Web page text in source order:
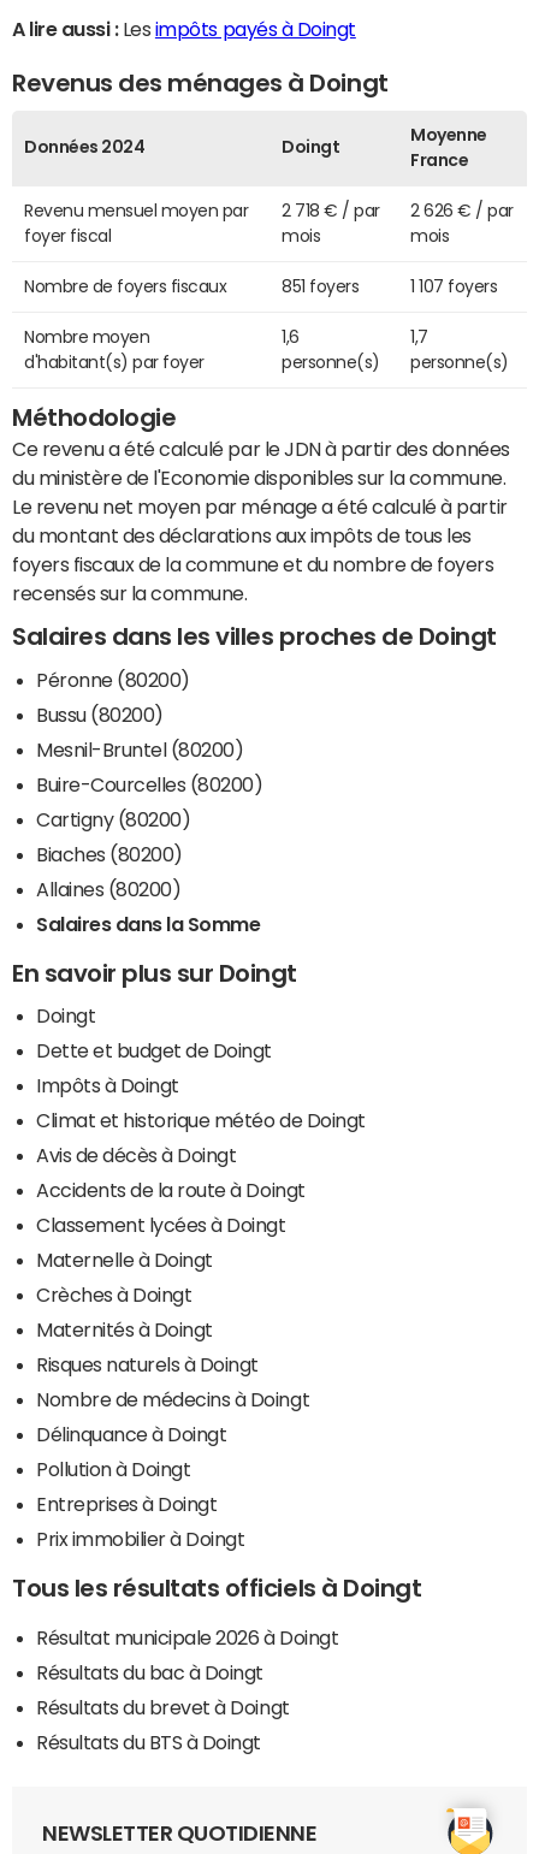
A lire aussi :Les impôts payés à Doingt
Revenus des ménages à Doingt
Données 2024 Doingt
Moyenne
France
Revenu mensuel moyen par
foyer fiscal
2 718 € / par
mois
2 626 € / par
mois
Nombre de foyers fiscaux 851 foyers 1 107 foyers
Nombre moyen
d'habitant(s) par foyer
1,6
personne(s)
1,7
personne(s)
Méthodologie
Ce revenu a été calculé par le JDN à partir des données
du ministère de l'Economie disponibles sur la commune.
Le revenu net moyen par ménage a été calculé à partir
du montant des déclarations aux impôts de tous les
foyers fiscaux de la commune et du nombre de foyers
recensés sur la commune.
Salaires dans les villes proches de Doingt
Péronne (80200)
Bussu (80200)
Mesnil-Bruntel (80200)
Buire-Courcelles (80200)
Cartigny (80200)
Biaches (80200)
Allaines (80200)
Salaires dans la Somme
En savoir plus sur Doingt
Doingt
Dette et budget de Doingt
Impôts à Doingt
Climat et historique météo de Doingt
Avis de décès à Doingt
Accidents de la route à Doingt
Classement lycées à Doingt
Maternelle à Doingt
Crèches à Doingt
Maternités à Doingt
Risques naturels à Doingt
Nombre de médecins à Doingt
Délinquance à Doingt
Pollution à Doingt
Entreprises à Doingt
Prix immobilier à Doingt
Tous les résultats officiels à Doingt
Résultat municipale 2026 à Doingt
Résultats du bac à Doingt
Résultats du brevet à Doingt
Résultats du BTS à Doingt
NEWSLETTER QUOTIDIENNE